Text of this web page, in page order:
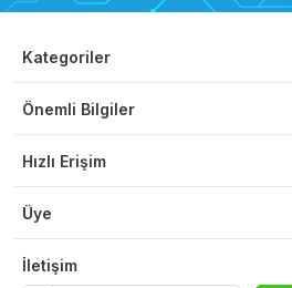
Kategoriler
Önemli Bilgiler
Hızlı Erişim
Üye
İletişim